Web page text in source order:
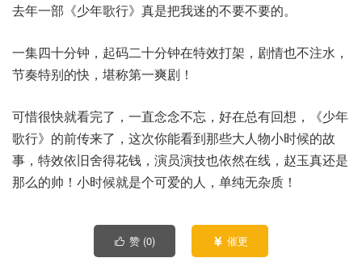
去年一部《少年歌行》真是把我迷的不要不要的。
一集四十分钟，起码二十分钟在特效打架，剧情也不注水，
节奏特别的快，堪称第一爽剧！
可惜很快就看完了，一直念念不忘，好在总有回想，《少年
歌行》的前传来了，这次你能看到那些大人物小时候的故
事，特效依旧舍得花钱，演员演技也依然在线，赵玉真还是
那么的帅！小时候就是个可爱的人，单纯无杂质！
 赞 (0)  催更